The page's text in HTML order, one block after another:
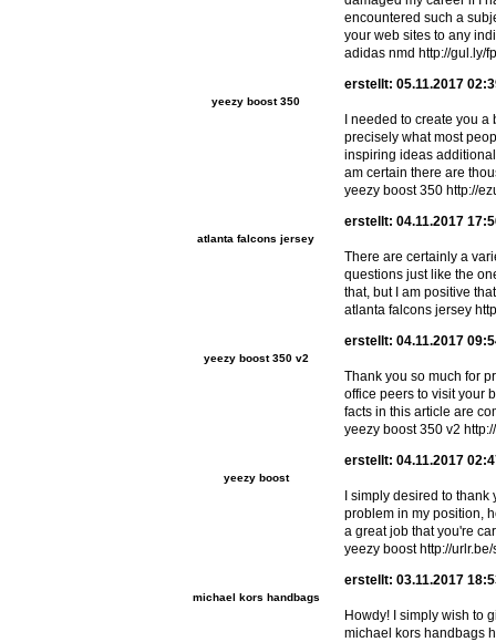
encountered such a
your web sites to any
adidas nmd http://gul.ly/
yeezy boost 350
erstellt: 05.11.2017
I needed to create you
precisely what most
inspiring ideas
am certain there are
yeezy boost 350 http://
atlanta falcons jersey
erstellt: 04.11.2017
There are certainly a
questions just like the
that, but I am positive
atlanta falcons jersey
yeezy boost 350 v2
erstellt: 04.11.2017
Thank you so much for
office peers to visit your
facts in this article are
yeezy boost 350 v2
yeezy boost
erstellt: 04.11.2017
I simply desired to
problem in my position,
a great job that you're
yeezy boost http://
michael kors handbags
erstellt: 03.11.2017
Howdy! I simply wish to
michael kors handbags